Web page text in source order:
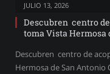
JULIO 13, 2026
Descubren centro
toma Vista Hermosa
Descubren centro de
Hermosa de San Antonio